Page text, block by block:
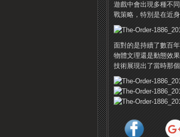
遊戲中會出現多種不
戰策略，特別是在近
面對的是持續了數百
物體文理還是動態效
技術展現出了當時那